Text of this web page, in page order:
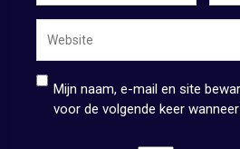
Mijn naam, e-mail en site
voor de volgende keer